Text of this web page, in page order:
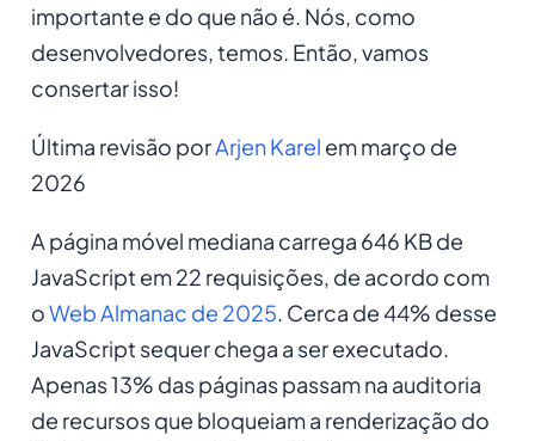
importante e do que não é. Nós, como
desenvolvedores, temos. Então, vamos
consertar isso!
Última revisão porArjen Karel em março de
2026
A página móvel mediana carrega 646 KB de
JavaScript em 22 requisições, de acordo com
oWeb Almanac de 2025. Cerca de 44% desse
JavaScript sequer chega a ser executado.
Apenas 13% das páginas passam na auditoria
de recursos que bloqueiam a renderização do